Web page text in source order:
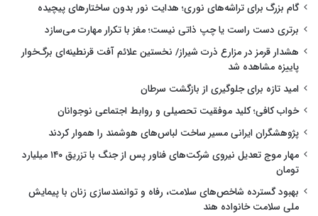
گام بزرگ برای تراشه‌های نوری؛ هدایت نور بدون ساختارهای پیچیده
برتری دست راست یا چپ ذاتی نیست؛ مغز با تکرار مهارت می‌سازد
هشدار قرمز در مزارع ذرت شیراز/ نخستین علائم آفت قرنطینه‌ای برگ‌خوار
پاییزه مشاهده شد
امید تازه برای جلوگیری از بازگشت سرطان
خواب کافی؛ کلید موفقیت تحصیلی و روابط اجتماعی نوجوانان
پژوهشگران ایرانی مسیر ساخت لباس‌های هوشمند را هموار کردند
مهار موج تعدیل نیروی شرکت‌های فناور پس از جنگ با تزریق ۱۴۰ میلیارد
تومان
بهبود گسترده شاخص‌های سلامت، رفاه و توانمندسازی زنان با پیمایش
ملی سلامت خانواده هند